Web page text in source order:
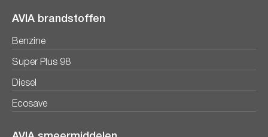
AVIA brandstoffen
Benzine
Super Plus 98
Diesel
Ecosave